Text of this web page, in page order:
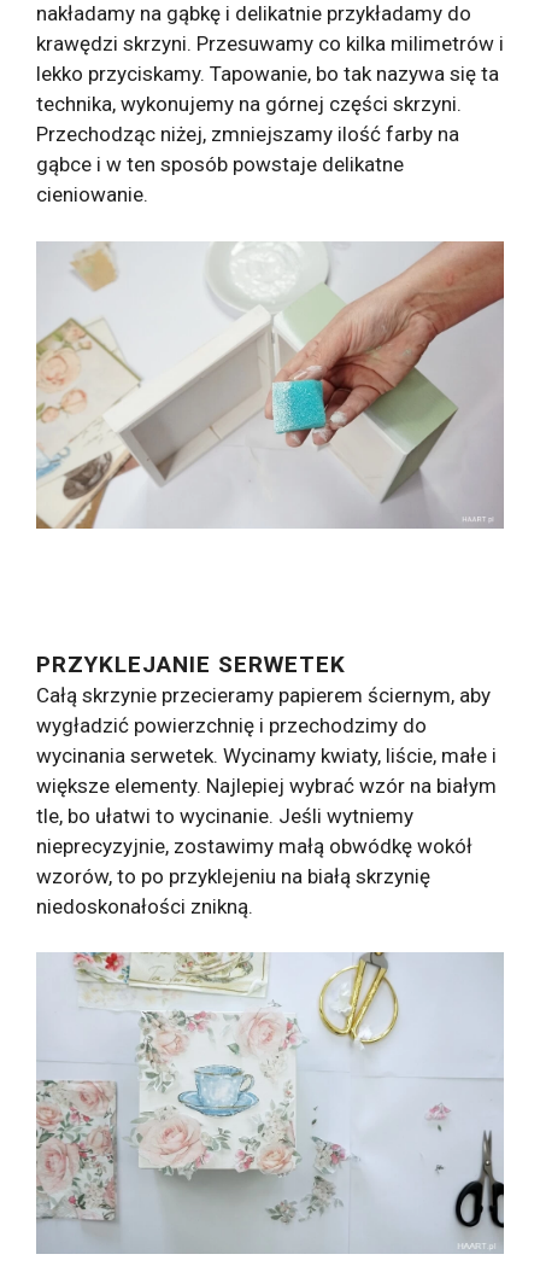
nakładamy na gąbkę i delikatnie przykładamy do
krawędzi skrzyni. Przesuwamy co kilka milimetrów i
lekko przyciskamy. Tapowanie, bo tak nazywa się ta
technika, wykonujemy na górnej części skrzyni.
Przechodząc niżej, zmniejszamy ilość farby na
gąbce i w ten sposób powstaje delikatne
cieniowanie.
PRZYKLEJANIE SERWETEK
Całą skrzynie przecieramy papierem ściernym, aby
wygładzić powierzchnię i przechodzimy do
wycinania serwetek. Wycinamy kwiaty, liście, małe i
większe elementy. Najlepiej wybrać wzór na białym
tle, bo ułatwi to wycinanie. Jeśli wytniemy
nieprecyzyjnie, zostawimy małą obwódkę wokół
wzorów, to po przyklejeniu na białą skrzynię
niedoskonałości znikną.